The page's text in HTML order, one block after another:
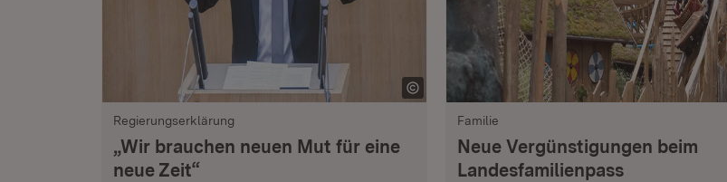
Regierungserklärung
„Wir brauchen neuen Mut für eine
neue Zeit“
Familie
Neue Vergünstigungen beim
Landesfamilienpass